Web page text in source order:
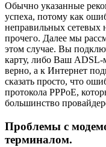
Обычно указанные
успеха, потому как
неправильных сетевых
прочего. Далее мы
этом случае. Вы
карту, либо Ваш ADSL-
верно, а к Интернет
сказать просто, что
протокола PPPoE,
большинство
Проблемы с
терминалом.